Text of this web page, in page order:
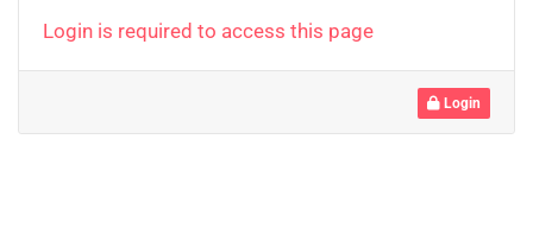
Login is required to access this page
Login